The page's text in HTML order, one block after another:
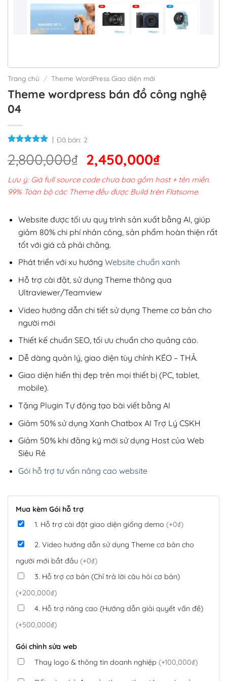
Trang chủ / Theme WordPress Giao diện mới
Theme wordpress bán đồ công nghệ
04
Đã bán: 2
2,800,000₫ Giá
gốc
là:
2,800,000₫.
2,450,000₫Giá
hiện
tại
Lưu ý: Giá full source code chưa bao gồm host + tên miền.
99% Toàn bộ các Theme đều được Build trên Flatsome.
Website được tối ưu quy trình sản xuất bằng AI, giúp
giảm 80% chi phí nhân công, sản phẩm hoàn thiện rất
tốt với giá cả phải chăng.
Phát triển với xu hướng Website chuẩn xanh
Hỗ trợ cài đặt, sử dụng Theme thông qua
Ultraviewer/Teamview
Video hướng dẫn chi tiết sử dụng Theme cơ bản cho
người mới
Thiết kế chuẩn SEO, tối ưu chuẩn cho quảng cáo.
Dễ dàng quản lý, giao diện tùy chỉnh KÉO – THẢ.
Giao diện hiển thị đẹp trên mọi thiết bị (PC, tablet,
mobile).
Tặng Plugin Tự động tạo bài viết bằng AI
Giảm 50% sử dụng Xanh Chatbox AI Trợ Lý CSKH
Giảm 50% khi đăng ký mới sử dụng Host của Web
Siêu Rẻ
Gói hỗ trợ tư vấn nâng cao website
Mua kèm Gói hỗ trợ
1. Hỗ trợ cài đặt giao diện giống demo (+0₫)
2. Video hướng dẫn sử dụng Theme cơ bản cho
người mới bắt đầu (+0₫)
3. Hỗ trợ cơ bản (Chỉ trả lời câu hỏi cơ bản)
(+200,000₫)
4. Hỗ trợ nâng cao (Hướng dẫn giải quyết vấn đề)
(+500,000₫)
Gói chỉnh sửa web
Thay logo & thông tin doanh nghiệp (+100,000₫)